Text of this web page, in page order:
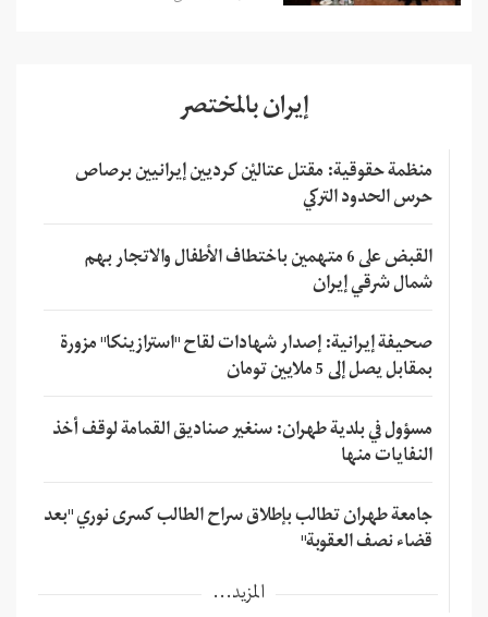
إيران بالمختصر
منظمة حقوقية: مقتل عتاليْن كرديين إيرانيين برصاص
حرس الحدود التركي
القبض على 6 متهمين باختطاف الأطفال والاتجار بهم
شمال شرقي إيران
صحيفة إيرانية: إصدار شهادات لقاح "استرازينكا" مزورة
بمقابل يصل إلى 5 ملايين تومان
مسؤول في بلدية طهران: سنغير صناديق القمامة لوقف أخذ
النفايات منها
جامعة طهران تطالب بإطلاق سراح الطالب كسرى نوري "بعد
قضاء نصف العقوبة"
المزيد...